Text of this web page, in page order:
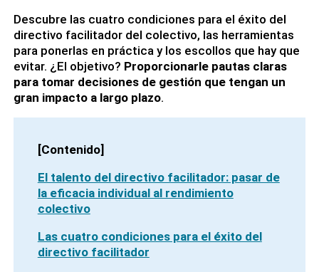
Descubre las cuatro condiciones para el éxito del
directivo facilitador del colectivo, las herramientas
para ponerlas en práctica y los escollos que hay que
evitar. ¿El objetivo? Proporcionarle pautas claras
para tomar decisiones de gestión que tengan un
gran impacto a largo plazo.
[Contenido]
El talento del directivo facilitador: pasar de
la eficacia individual al rendimiento
colectivo
Las cuatro condiciones para el éxito del
directivo facilitador